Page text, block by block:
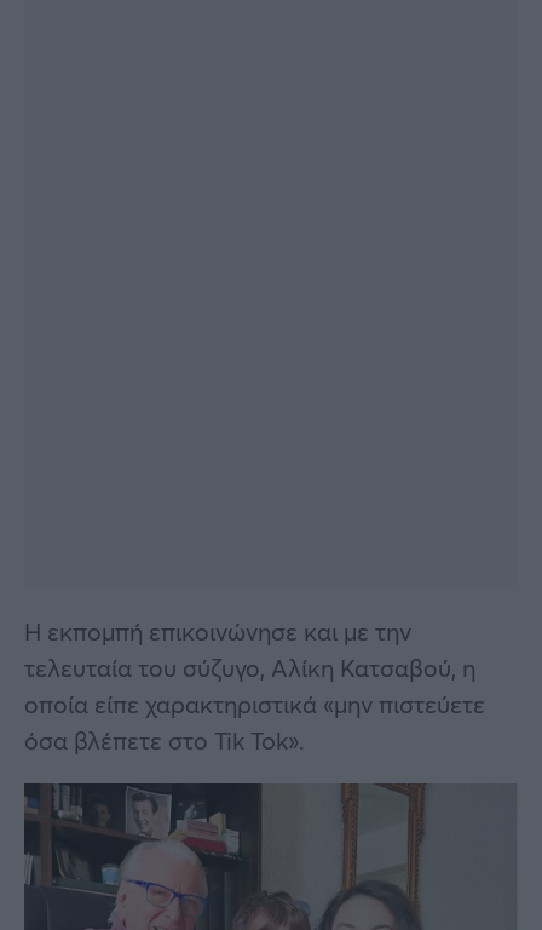
Η εκπομπή επικοινώνησε και με την
τελευταία του σύζυγο, Αλίκη Κατσαβού, η
οποία είπε χαρακτηριστικά «μην πιστεύετε
όσα βλέπετε στο Tik Tok».